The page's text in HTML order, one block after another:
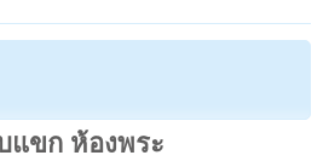
แขก ห้องพระ